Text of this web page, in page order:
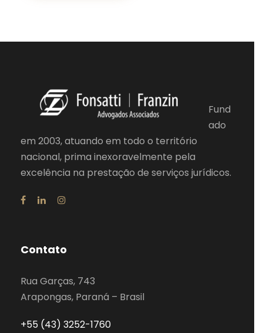
Fund
ado
em 2003, atuando em todo o território
nacional, prima inexoravelmente pela
excelência na prestação de serviços jurídicos.
Contato
Rua Garças, 743
Arapongas, Paraná – Brasil
+55 (43) 3252-1760